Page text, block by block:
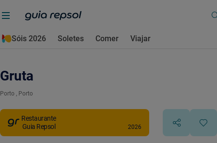
Sóis 2026 Soletes Comer Viajar
Gruta
Porto , Porto
Restaurante
Guia Repsol
2026